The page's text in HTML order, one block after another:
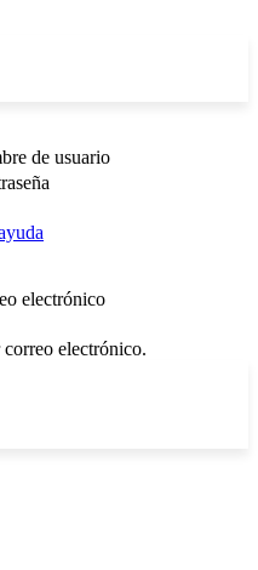
de usuario
electrónico
correo electrónico.